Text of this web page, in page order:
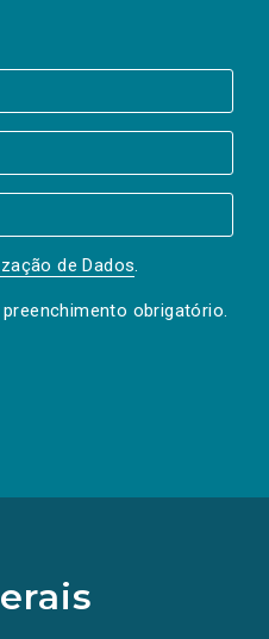
de Dados.
obrigatório.